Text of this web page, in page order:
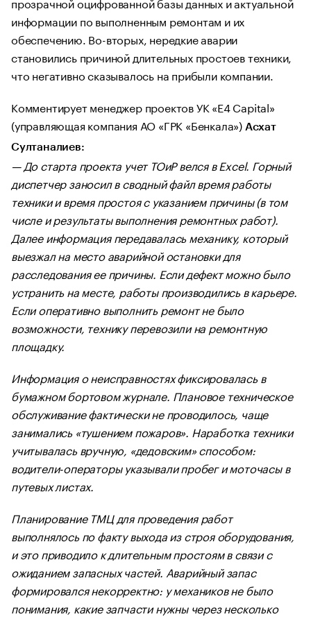
информации по выполненным ремонтам и их
обеспечению. Во-вторых, нередкие аварии
становились причиной длительных простоев техники,
что негативно сказывалось на прибыли компании.
Комментирует менеджер проектов УК «E4 Capital»
(управляющая компания АО «ГРК «Бенкала») Асхат
Султаналиев:
— До старта проекта учет ТОиР велся в Excel. Горный
диспетчер заносил в сводный файл время работы
техники и время простоя с указанием причины (в том
числе и результаты выполнения ремонтных работ).
Далее информация передавалась механику, который
выезжал на место аварийной остановки для
расследования ее причины. Если дефект можно было
устранить на месте, работы производились в карьере.
Если оперативно выполнить ремонт не было
возможности, технику перевозили на ремонтную
площадку.
Информация о неисправностях фиксировалась в
бумажном бортовом журнале. Плановое техническое
обслуживание фактически не проводилось, чаще
занимались «тушением пожаров». Наработка техники
учитывалась вручную, «дедовским» способом:
водители-операторы указывали пробег и моточасы в
путевых листах.
Планирование ТМЦ для проведения работ
выполнялось по факту выхода из строя оборудования,
и это приводило к длительным простоям в связи с
ожиданием запасных частей. Аварийный запас
формировался некорректно: у механиков не было
понимания, какие запчасти нужны через несколько